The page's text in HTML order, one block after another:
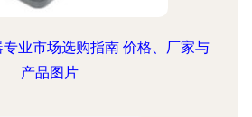
专业市场选购指南 价格、厂家与
产品图片